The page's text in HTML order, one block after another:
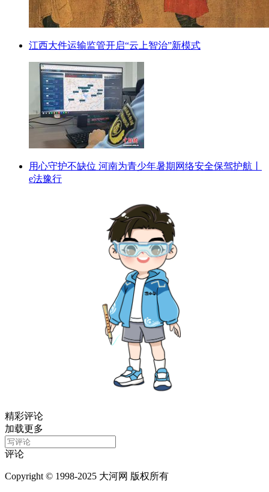
江西大件运输监管开启“云上智治”新模式
用心守护不缺位 河南为青少年暑期网络安全保驾护航丨
e法豫行
精彩评论
加载更多
评论
Copyright © 1998-2025 大河网 版权所有